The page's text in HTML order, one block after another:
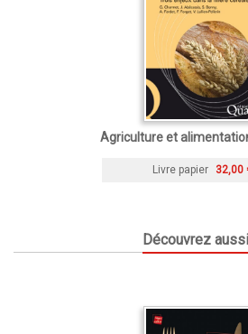
Agriculture et
Livre papier 32,00
Découvrez aussi